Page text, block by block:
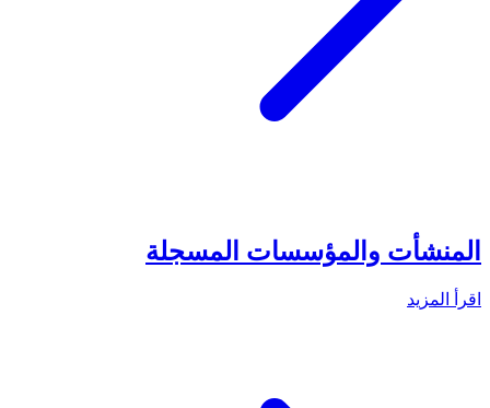
المنشأت والمؤسسات المسجلة
اقرأ المزيد